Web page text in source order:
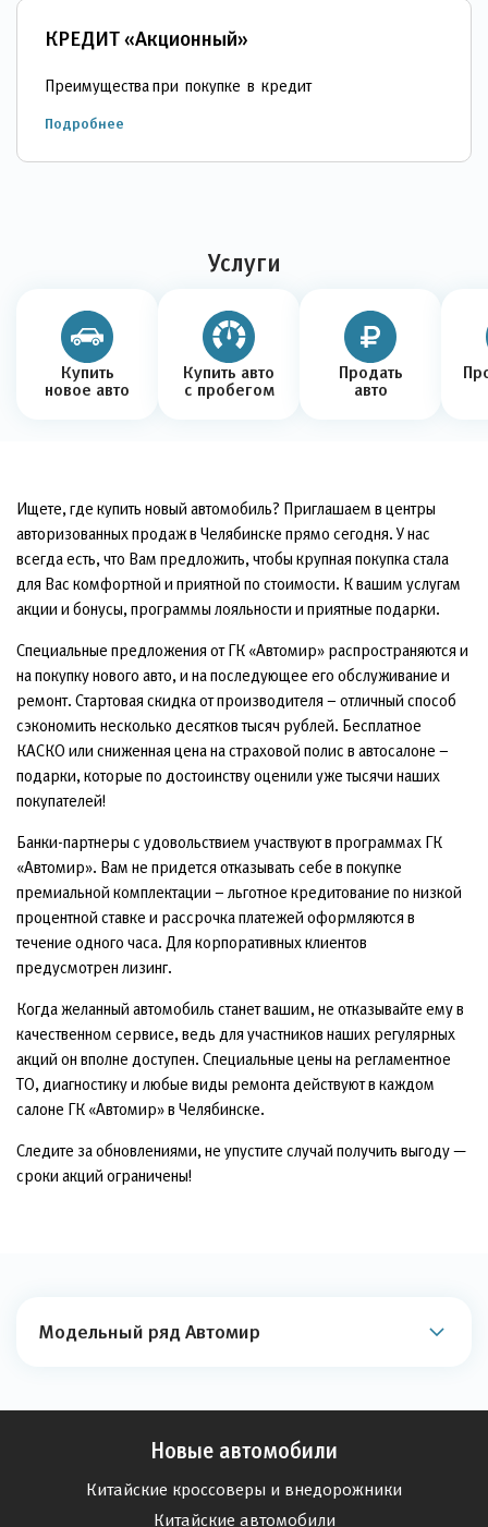
КРЕДИТ «Акционный»
Преимущества при покупке в кредит
Подробнее
Услуги
Купить авто
Ищете, где купить новый автомобиль? Приглашаем в центры
авторизованных продаж в Челябинске прямо сегодня. У нас
всегда есть, что Вам предложить, чтобы крупная покупка стала
для Вас комфортной и приятной по стоимости. К вашим услугам
акции и бонусы, программы лояльности и приятные подарки.
Специальные предложения от ГК «Автомир» распространяются и
на покупку нового авто, и на последующее его обслуживание и
ремонт. Стартовая скидка от производителя – отличный способ
сэкономить несколько десятков тысяч рублей. Бесплатное
КАСКО или сниженная цена на страховой полис в автосалоне –
подарки, которые по достоинству оценили уже тысячи наших
покупателей!
Банки-партнеры с удовольствием участвуют в программах ГК
«Автомир». Вам не придется отказывать себе в покупке
премиальной комплектации – льготное кредитование по низкой
процентной ставке и рассрочка платежей оформляются в
течение одного часа. Для корпоративных клиентов
предусмотрен лизинг.
Когда желанный автомобиль станет вашим, не отказывайте ему в
качественном сервисе, ведь для участников наших регулярных
акций он вполне доступен. Специальные цены на регламентное
ТО, диагностику и любые виды ремонта действуют в каждом
салоне ГК «Автомир» в Челябинске.
Новые автомобили